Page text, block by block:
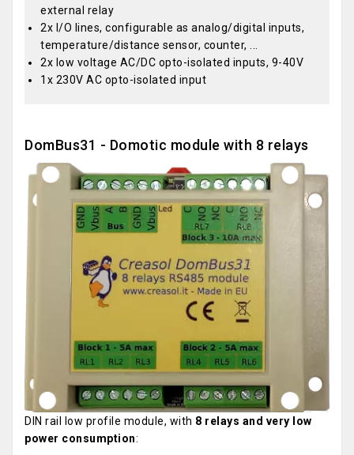
external relay
2x I/O lines, configurable as analog/digital inputs,
temperature/distance sensor, counter, ...
2x low voltage AC/DC opto-isolated inputs, 9-40V
1x 230V AC opto-isolated input
DomBus31 - Domotic module with 8 relays
DIN rail low profile module, with 8 relays and very low
power consumption: